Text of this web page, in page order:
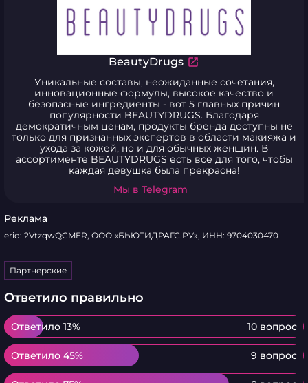
BeautyDrugs
Уникальные составы, неожиданные сочетания,
инновационные формулы, высокое качество и
безопасные ингредиенты - вот 5 главных причин
популярности BEAUTYDRUGS. Благодаря
демократичным ценам, продукты бренда доступны не
только для признанных экспертов в области макияжа и
ухода за кожей, но и для обычных женщин. В
ассортименте BEAUTYDRUGS есть всё для того, чтобы
каждая девушка была прекрасна!
Мы в Telegram
Реклама
erid: 2VtzqwQCMER, ООО «БЬЮТИДРАГС.РУ», ИНН: 9704030470
Партнерские
Ответило правильно
Ответило 13% 10 вопрос
Ответило 13%
Ответило 45% 9 вопрос
Ответило 45%